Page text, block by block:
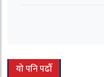
यो पनि पढौँ